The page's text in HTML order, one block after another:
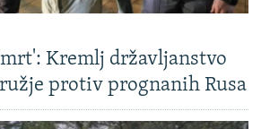
Kremlj državljanstvo
protiv prognanih Rusa